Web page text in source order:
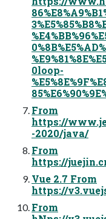
0loop-
From
https://
-2020/java/
From
https://
Vue 2.7 From
https://
From